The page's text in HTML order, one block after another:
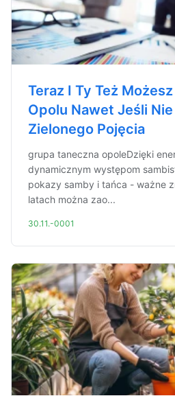
Teraz I Ty Też
Opolu Nawet Jeśli
Zielonego Pojęcia
grupa taneczna opoleDzięki
dynamicznym występom
pokazy samby i tańca - ważne
latach można zao...
30.11.-0001